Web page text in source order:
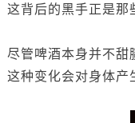
这背后的黑手正是那
尽管啤酒本身并不甜
这种变化会对身体产